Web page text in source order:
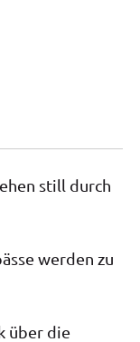
still durch
werden zu
über die